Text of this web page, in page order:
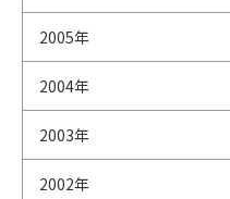
2005年
2004年
2003年
2002年